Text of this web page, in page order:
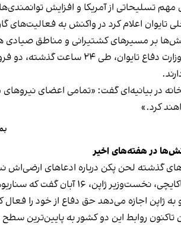
مهم تسلیحاتی از آمریکا و افزایش
تایوان اعلام کرد در واکنش به فعالیت‌های
بر مسیرهای کشتیرانی و مناطق صیادی
در بیانیه‌ای گفت: «تمامی اعضای
کرد.»
در هفته‌های اخیر
گذشته لحن پکن درباره ادعاهای ارضی‌اش
سانائه تاکایچی،
به ژاپن اجازه می‌دهد حق دفاع از خود را فعال
تاکنون روابط این دو کشور به پایین‌ترین